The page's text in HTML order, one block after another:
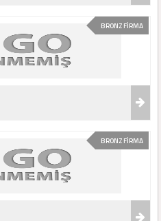
BRONZ FİRMA
BRONZ FİRMA